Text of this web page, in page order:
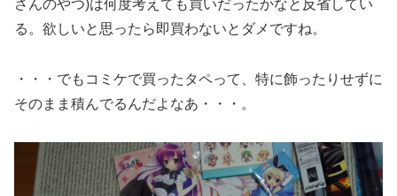
さんのやつ)は何度考えても買いだったかなと反省してい
る。欲しいと思ったら即買わないとダメですね。
・・・でもコミケで買ったタペって、特に飾ったりせずに
そのまま積んでるんだよなあ・・・。